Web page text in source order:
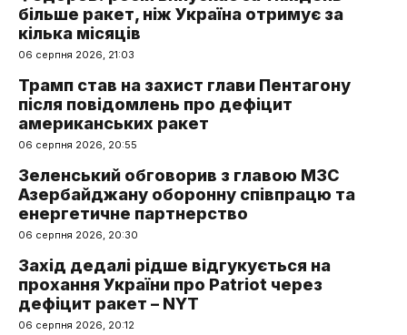
більше ракет, ніж Україна отримує за
кілька місяців
06 серпня 2026, 21:03
Трамп став на захист глави Пентагону
після повідомлень про дефіцит
американських ракет
06 серпня 2026, 20:55
Зеленський обговорив з главою МЗС
Азербайджану оборонну співпрацю та
енергетичне партнерство
06 серпня 2026, 20:30
Захід дедалі рідше відгукується на
прохання України про Patriot через
дефіцит ракет – NYT
06 серпня 2026, 20:12